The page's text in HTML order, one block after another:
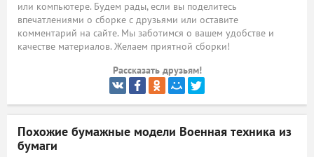
или компьютере. Будем рады, если вы поделитесь
впечатлениями о сборке с друзьями или оставите
комментарий на сайте. Мы заботимся о вашем удобстве и
качестве материалов. Желаем приятной сборки!
Рассказать друзьям!
Похожие бумажные модели Военная техника из
бумаги